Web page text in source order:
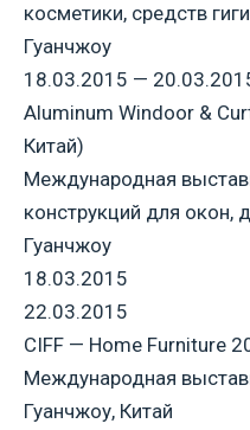
косметики, средств
Гуанчжоу
18.03.2015 —
Aluminum Windoor &
Китай)
Международная
конструкций для окон,
Гуанчжоу
18.03.2015
22.03.2015
CIFF — Home Furniture
Международная
Гуанчжоу, Китай